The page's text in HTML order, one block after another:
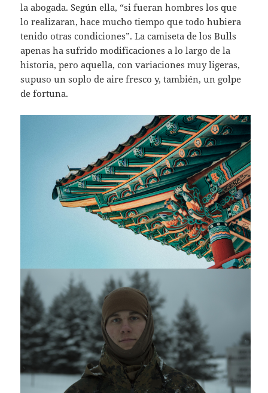
la abogada. Según ella, “si fueran hombres los que
lo realizaran, hace mucho tiempo que todo hubiera
tenido otras condiciones”. La camiseta de los Bulls
apenas ha sufrido modificaciones a lo largo de la
historia, pero aquella, con variaciones muy ligeras,
supuso un soplo de aire fresco y, también, un golpe
de fortuna.